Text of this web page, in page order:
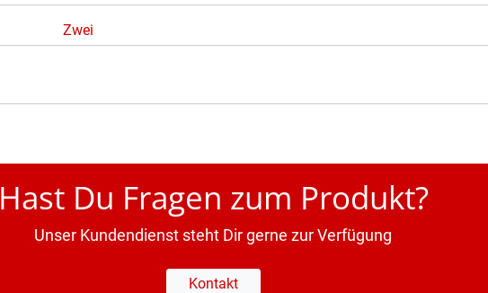
Zwei
Hast Du Fragen zum Produkt?
Unser Kundendienst steht Dir gerne zur Verfügung
Kontakt